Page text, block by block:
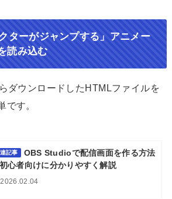
ターがジャンプする」アニメー
読み込む
ダウンロードしたHTMLファイルを
です。
記事
OBS Studioで配信画面を作る方法
心者向けに分かりやすく解説
2026.02.04